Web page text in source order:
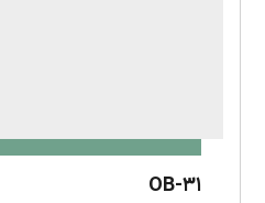
OB-۳۱